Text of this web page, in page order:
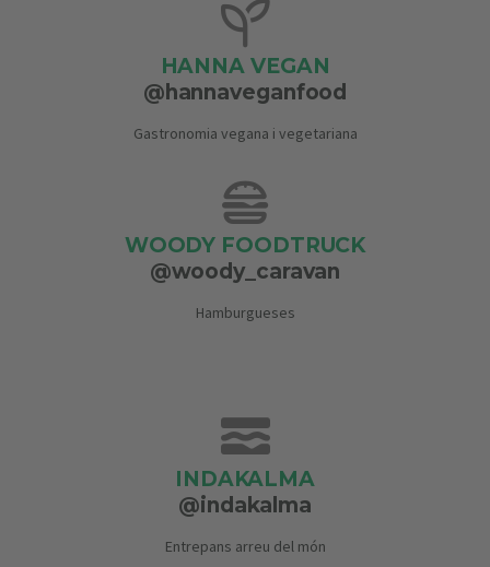
HANNA VEGAN
@hannaveganfood
Gastronomia vegana i vegetariana
WOODY FOODTRUCK
@woody_caravan
Hamburgueses
INDAKALMA
@indakalma
Entrepans arreu del món